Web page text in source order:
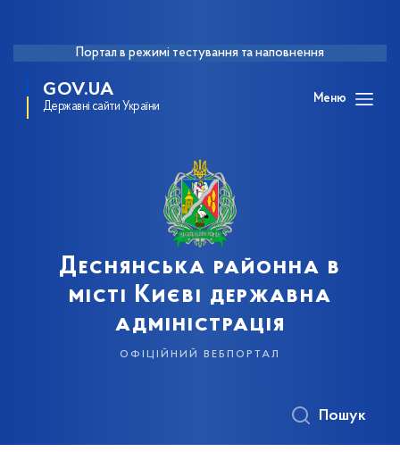
Портал в режимі тестування та наповнення
GOV.UA
Державні сайти України
Меню
Деснянська районна в
місті Києві державна
адміністрація
офіційний вебпортал
Пошук